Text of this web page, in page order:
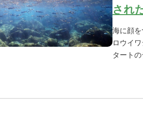
され
海に顔
ロウイ
タート